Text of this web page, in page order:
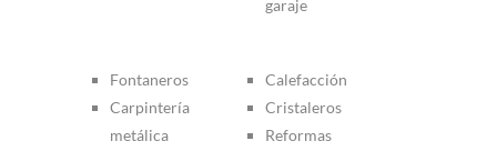
garaje
Fontaneros
Carpintería
metálica
Calefacción
Cristaleros
Reformas